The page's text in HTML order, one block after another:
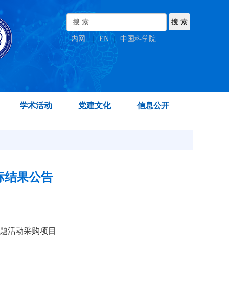
内网 EN | 中国科学院
学术活动 党建文化 信息公开
结果公告
活动采购项目